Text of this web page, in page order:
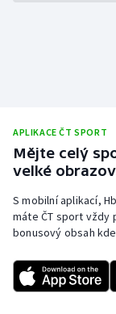
Ragby
Rychlobruslení
Rychlostní
Sportovní
APLIKACE ČT SPORT
Mějte celý
velké
S mobilní aplikací,
máte ČT sport vždy
bonusový obsah